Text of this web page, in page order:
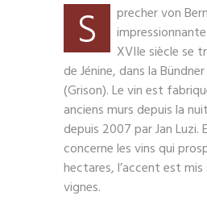
S
precher von
XVIIe siècle se
de Jénine, dans la
(Grison). Le vin est
anciens murs depuis la
depuis 2007 par Jan Luzi.
concerne les vins qui
hectares, l’accent est
vignes.